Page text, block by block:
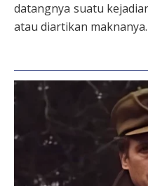
datangnya suatu
atau diartikan maknanya.